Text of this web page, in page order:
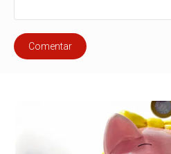
Comentar